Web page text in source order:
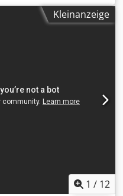
Daten: -
Ring Drehzahl: 85 rpm -
- Elektronische
Schneider, LS -
mit einer
Automatisches Stretch
-
Kleinanzeige
1 / 12